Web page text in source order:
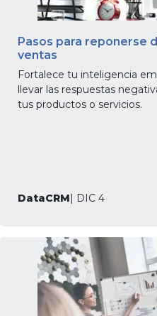
Pasos para reponerse
ventas
Fortalece tu inteligencia
llevar las respuestas
tus productos o servicios.
DataCRM| DIC 4